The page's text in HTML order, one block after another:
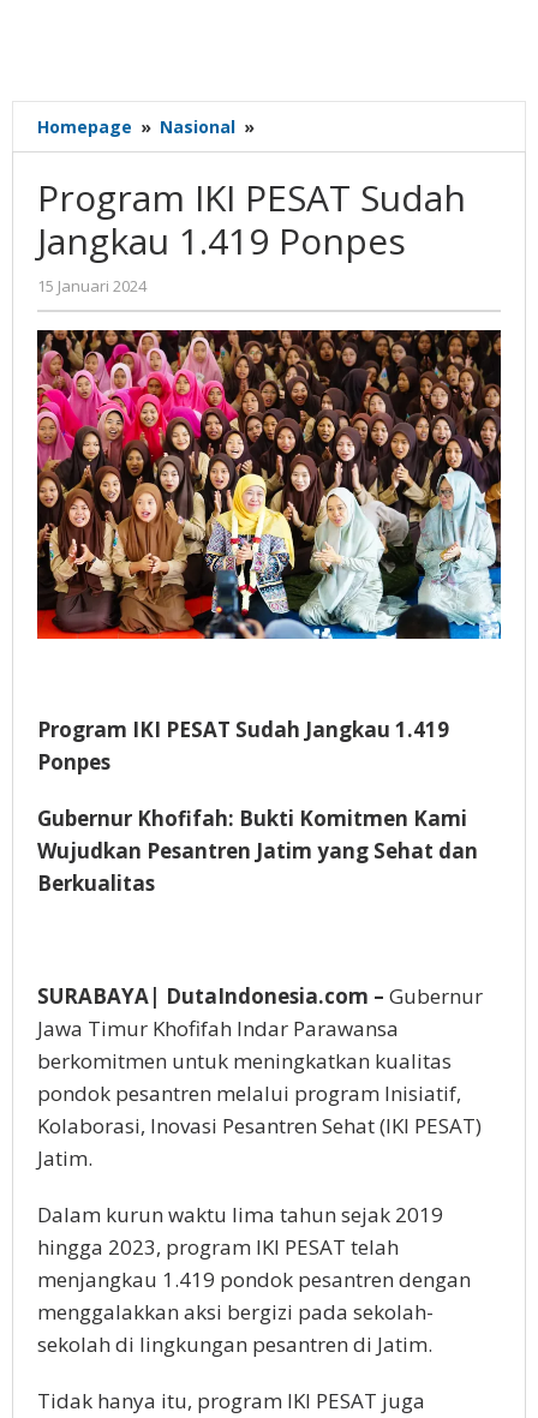
Homepage » Nasional »
IKI
Sudah
Jangkau
1.419
Program IKI PESAT Sudah
Jangkau 1.419 Ponpes
15 Januari 2024
Gatot
Susanto
Program IKI PESAT Sudah Jangkau 1.419
Ponpes
Gubernur Khofifah: Bukti Komitmen Kami
Wujudkan Pesantren Jatim yang Sehat dan
Berkualitas
SURABAYA| DutaIndonesia.com – Gubernur
Jawa Timur Khofifah Indar Parawansa
berkomitmen untuk meningkatkan kualitas
pondok pesantren melalui program Inisiatif,
Kolaborasi, Inovasi Pesantren Sehat (IKI PESAT)
Jatim.
Dalam kurun waktu lima tahun sejak 2019
hingga 2023, program IKI PESAT telah
menjangkau 1.419 pondok pesantren dengan
menggalakkan aksi bergizi pada sekolah-
sekolah di lingkungan pesantren di Jatim.
Tidak hanya itu, program IKI PESAT juga